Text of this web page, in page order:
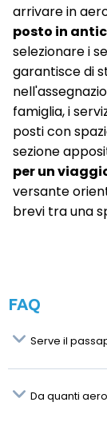
arrivare in
posto in
selezionare i
garantisce di
famiglia, i
posti con
sezione
per un
versante
brevi tra una
FAQ
Serve il
Da quanti